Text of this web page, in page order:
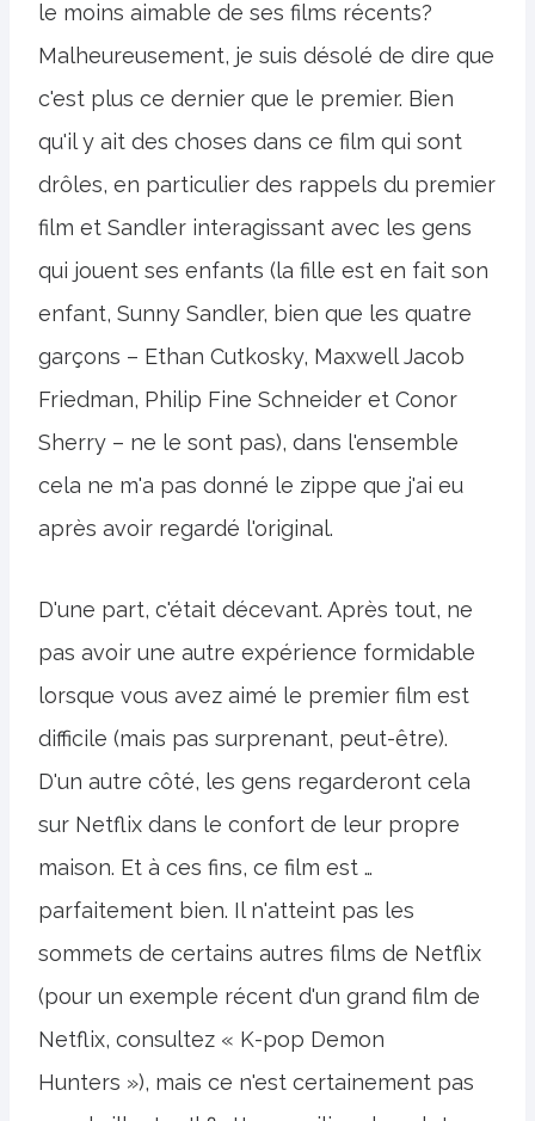
le moins aimable de ses films récents?
Malheureusement, je suis désolé de dire que
c'est plus ce dernier que le premier. Bien
qu'il y ait des choses dans ce film qui sont
drôles, en particulier des rappels du premier
film et Sandler interagissant avec les gens
qui jouent ses enfants (la fille est en fait son
enfant, Sunny Sandler, bien que les quatre
garçons – Ethan Cutkosky, Maxwell Jacob
Friedman, Philip Fine Schneider et Conor
Sherry – ne le sont pas), dans l'ensemble
cela ne m'a pas donné le zippe que j'ai eu
après avoir regardé l'original.
D'une part, c'était décevant. Après tout, ne
pas avoir une autre expérience formidable
lorsque vous avez aimé le premier film est
difficile (mais pas surprenant, peut-être).
D'un autre côté, les gens regarderont cela
sur Netflix dans le confort de leur propre
maison. Et à ces fins, ce film est …
parfaitement bien. Il n'atteint pas les
sommets de certains autres films de Netflix
(pour un exemple récent d'un grand film de
Netflix, consultez « K-pop Demon
Hunters »), mais ce n'est certainement pas